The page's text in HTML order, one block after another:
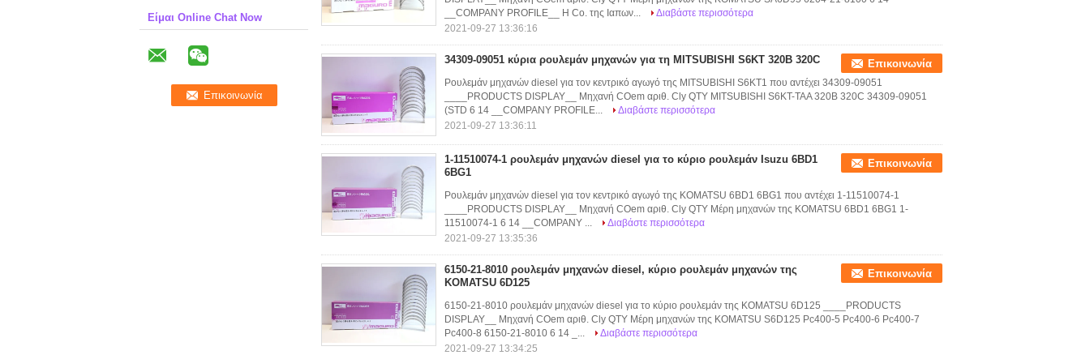
Είμαι Online Chat Now
__COMPANY PROFILE__ Η Co. της Ιαπων...
Διαβάστε περισσότερα
2021-09-27 13:36:16
34309-09051 κύρια ρουλεμάν μηχανών για τη MITSUBISHI S6KT 320B 320C Επικοινωνία
Ρουλεμάν μηχανών diesel για τον κεντρικό αγωγό της MITSUBISHI S6KT1 που αντέχει 34309-09051
____PRODUCTS DISPLAY__ Μηχανή COem αριθ. Cly QTY MITSUBISHI S6KT-TAA 320B 320C 34309-09051
(STD 6 14 __COMPANY PROFILE...
Διαβάστε περισσότερα
2021-09-27 13:36:11
1-11510074-1 ρουλεμάν μηχανών diesel για το κύριο ρουλεμάν Isuzu 6BD1
6BG1
Επικοινωνία
Ρουλεμάν μηχανών diesel για τον κεντρικό αγωγό της KOMATSU 6BD1 6BG1 που αντέχει 1-11510074-1
____PRODUCTS DISPLAY__ Μηχανή COem αριθ. Cly QTY Μέρη μηχανών της KOMATSU 6BD1 6BG1 1-
11510074-1 6 14 __COMPANY ...
Διαβάστε περισσότερα
2021-09-27 13:35:36
6150-21-8010 ρουλεμάν μηχανών diesel, κύριο ρουλεμάν μηχανών της
KOMATSU 6D125
Επικοινωνία
6150-21-8010 ρουλεμάν μηχανών diesel για το κύριο ρουλεμάν της KOMATSU 6D125 ____PRODUCTS
DISPLAY__ Μηχανή COem αριθ. Cly QTY Μέρη μηχανών της KOMATSU S6D125 Pc400-5 Pc400-6 Pc400-7
Pc400-8 6150-21-8010 6 14 _...
Διαβάστε περισσότερα
2021-09-27 13:34:25